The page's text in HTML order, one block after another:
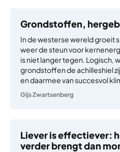
Grondstoffen,
In de westerse wereld groeit
weer de steun voor
is niet langer tegen. Logisch,
grondstoffen de achilleshiel
en daarmee van succesvol
Gijs Zwartsenberg
Liever is effectiever:
verder brengt dan